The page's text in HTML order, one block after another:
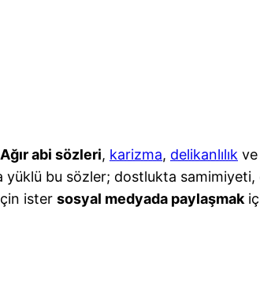
Ağır abi sözleri, karizma, delikanlılık ve
yüklü bu sözler; dostlukta samimiyeti,
ister sosyal medyada paylaşmak